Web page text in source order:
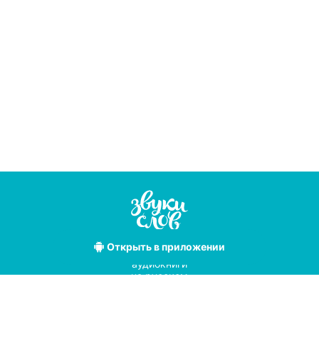
Открытьв приложении
Лучшие
аудиокниги
на русском